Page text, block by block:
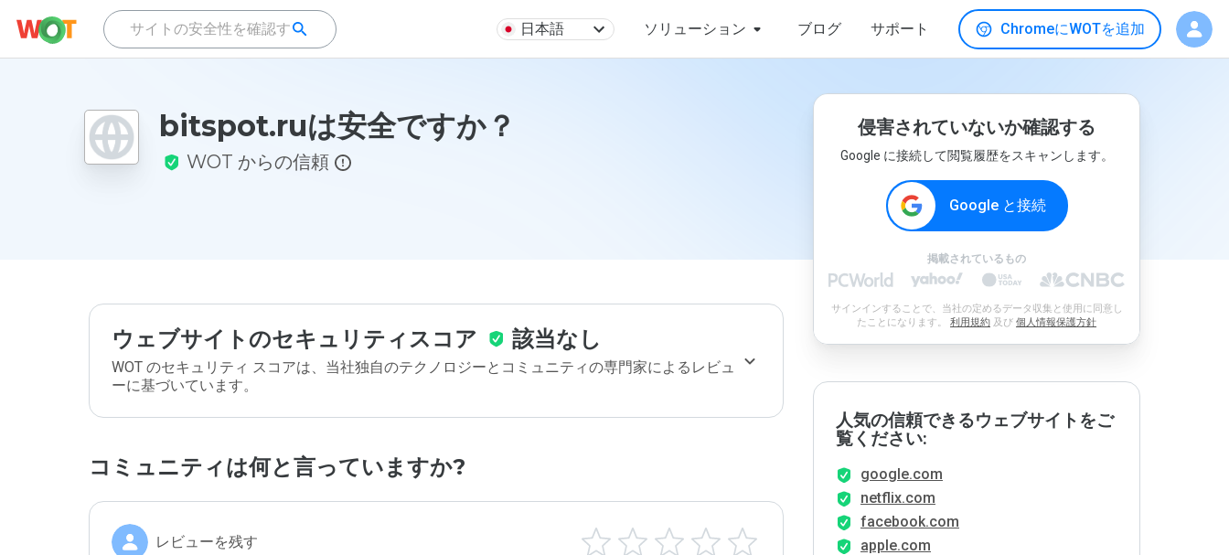
日本語 ソリューション ブログ サポート ChromeにWOTを追加
bitspot.ruは安全ですか？
WOT からの信頼
ウェブサイトのセキュリティスコア 該当なし
WOT のセキュリティ スコアは、当社独自のテクノロジーとコミュニティの専門家によるレビュ
ーに基づいています。
コミュニティは何と言っていますか?
レビューを残す
侵害されていないか確認する
Google に接続して閲覧履歴をスキャンします。
Google と接続
掲載されているもの
サインインすることで、当社の定めるデータ収集と使用に同意し
たことになります。 利用規約 及び 個人情報保護方針
人気の信頼できるウェブサイトをご
覧ください:
google.com
netflix.com
facebook.com
apple.com